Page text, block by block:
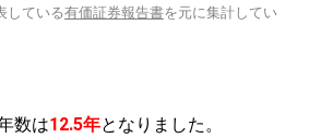
している有価証券報告書を元に集計してい
数は12.5年となりました。